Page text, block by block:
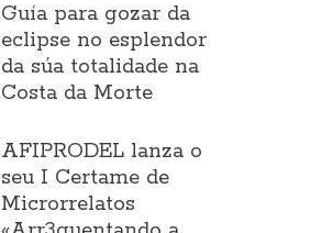
Guía para gozar da
eclipse no esplendor
da súa totalidade na
Costa da Morte
AFIPRODEL lanza o
seu I Certame de
Microrrelatos